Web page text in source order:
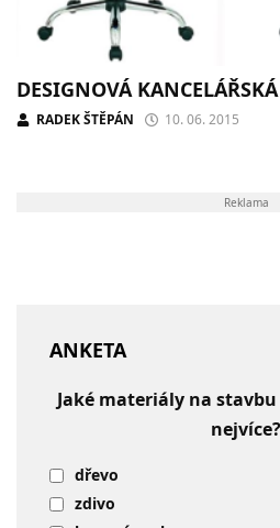
DESIGNOVÁ
RADEK ŠTĚPÁN 10. 06. 2015
Reklama
ANKETA
Jaké materiály na
nejvíce?
dřevo
zdivo